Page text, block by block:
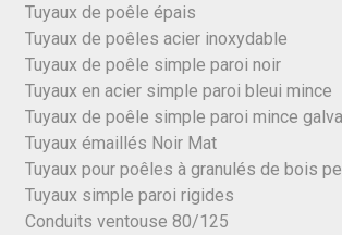
Tuyaux de poêle épais
Tuyaux de poêles acier inoxydable
Tuyaux de poêle simple paroi noir
Tuyaux en acier simple paroi bleui mince
Tuyaux de poêle simple paroi mince
Tuyaux émaillés Noir Mat
Tuyaux pour poêles à granulés de bois
Tuyaux simple paroi rigides
Conduits ventouse 80/125